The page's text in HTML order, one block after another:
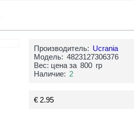
Производитель: Ucrania
Модель: 4823127306376
Вес: цена за 800 гр
Наличие: 2
€ 2.95